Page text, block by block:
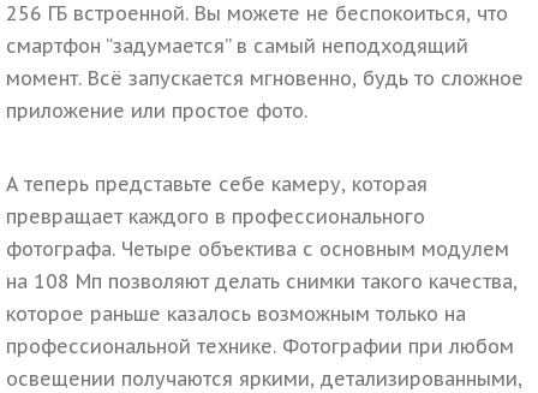
256 ГБ встроенной. Вы можете не беспокоиться, что
смартфон “задумается” в самый неподходящий
момент. Всё запускается мгновенно, будь то сложное
приложение или простое фото.
А теперь представьте себе камеру, которая
превращает каждого в профессионального
фотографа. Четыре объектива с основным модулем
на 108 Мп позволяют делать снимки такого качества,
которое раньше казалось возможным только на
профессиональной технике. Фотографии при любом
освещении получаются яркими, детализированными,